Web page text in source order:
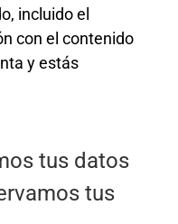
incluido el
con el contenido
y estás
tus datos
tus